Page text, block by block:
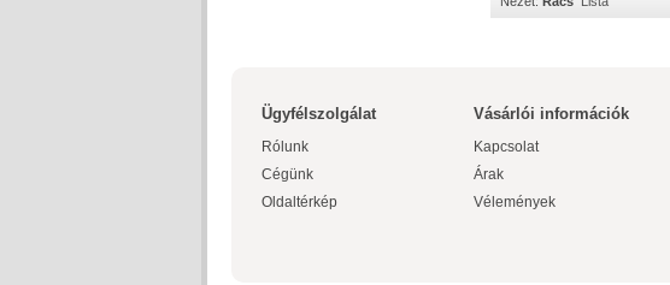
Ügyfélszolgálat
Rólunk
Cégünk
Oldaltérkép
Vásárlói információk
Kapcsolat
Árak
Vélemények